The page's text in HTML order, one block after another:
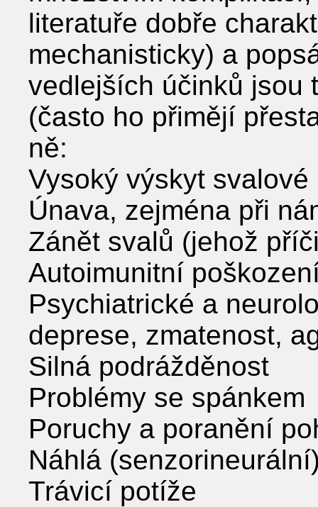
literatuře dobře
mechanisticky) a
vedlejších účinků jsou
(často ho přimějí
ně:
Vysoký výskyt svalové
Únava, zejména při
Zánět svalů (jehož
Autoimunitní
Psychiatrické a
deprese, zmatenost,
Silná podrážděnost
Problémy se spánkem
Poruchy a poranění
Náhlá
Trávicí potíže